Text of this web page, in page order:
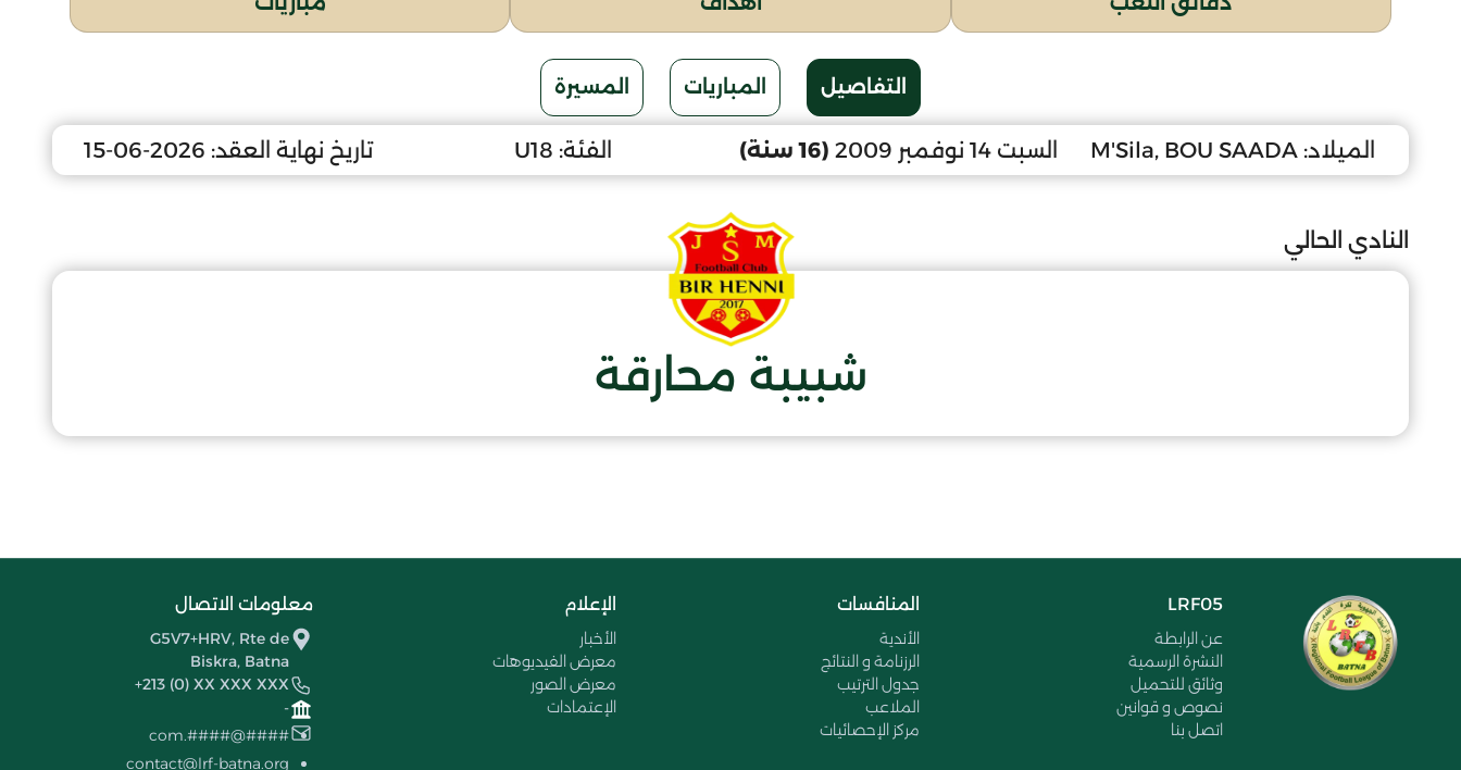
التفاصيل المباريات المسيرة
الميلاد: M'Sila, BOU SAADA السبت 14 نوفمبر 2009 (16 سنة) الفئة: U18 تاريخ نهاية العقد: 2026-06-15
النادي الحالي
شبيبة محارقة
LRF05
عن الرابطة
النشرة الرسمية
وثائق للتحميل
نصوص و قوانين
اتصل بنا
المنافسات
الأندية
الرزنامة و النتائج
جدول الترتيب
الملاعب
مركز الإحصائيات
الإعلام
الأخبار
معرض الفيديوهات
معرض الصور
الإعتمادات
معلومات الاتصال
G5V7+HRV, Rte de
Biskra, Batna
+213 (0) XX XXX XXX
-
####@####.com
contact@lrf-batna.org